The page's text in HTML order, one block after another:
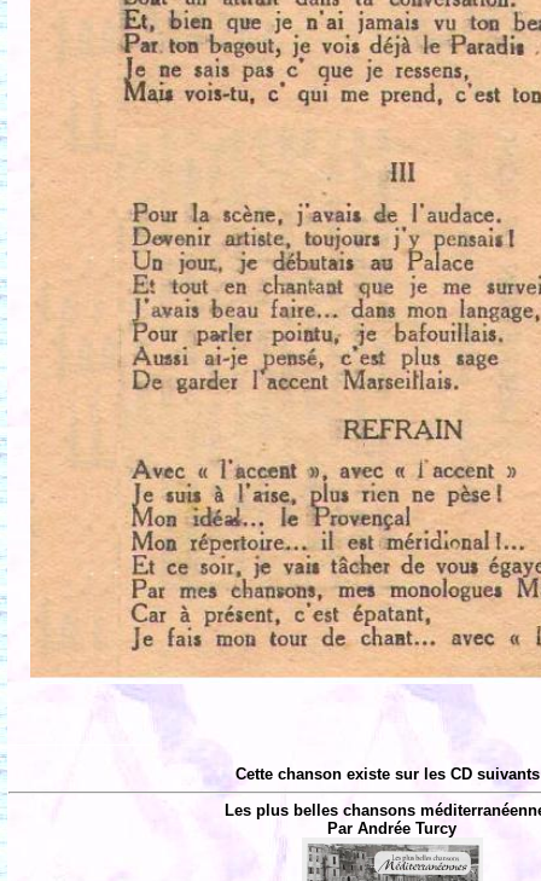
Cette chanson existe sur les CD
Les plus belles chansons
Par Andrée Turcy